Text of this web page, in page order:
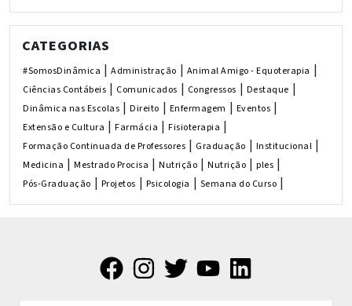
CATEGORIAS
#SomosDinâmica | Administração | Animal Amigo - Equoterapia |
Ciências Contábeis | Comunicados | Congressos | Destaque |
Dinâmica nas Escolas | Direito | Enfermagem | Eventos |
Extensão e Cultura | Farmácia | Fisioterapia |
Formação Continuada de Professores | Graduação | Institucional |
Medicina | Mestrado Procisa | Nutrição | Nutrição | ples |
Pós-Graduação | Projetos | Psicologia | Semana do Curso |